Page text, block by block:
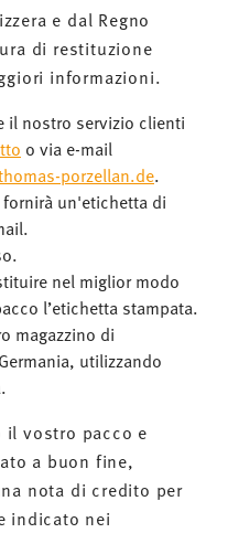
e dal Regno
di restituzione
informazioni.
il nostro servizio clienti
o via e-mail
porzellan.de.
un'etichetta di
nel miglior modo
l’etichetta stampata.
magazzino di
utilizzando
il vostro pacco e
a buon fine,
nota di credito per
indicato nei